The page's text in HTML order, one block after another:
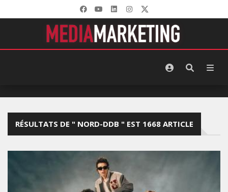
RÉSULTATS DE " NORD-DDB " EST 1668 ARTICLE